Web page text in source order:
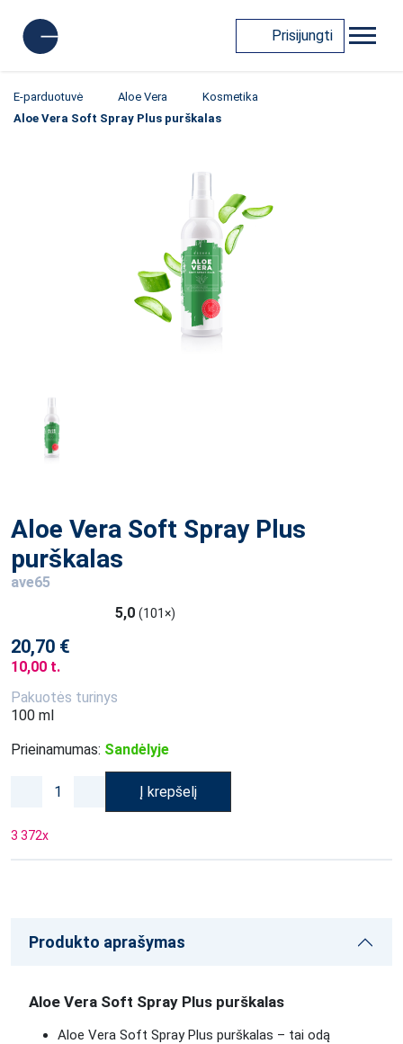
Prisijungti
E-parduotuvė Aloe Vera
Kosmetika
Aloe Vera Soft Spray Plus purškalas
Aloe Vera Soft Spray Plus
purškalas
ave65
5,0 (101×)
20,70 €
10,00 t.
Pakuotės turinys
100 ml
Prieinamumas: Sandėlyje
Į krepšelį
3 372x
Produkto aprašymas
Aloe Vera Soft Spray Plus purškalas
Aloe Vera Soft Spray Plus purškalas – tai odą